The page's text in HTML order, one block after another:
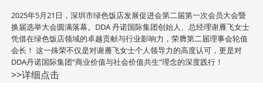
2025年5月21日，深圳市绿色饭店发展促进会第二届第一次会员大会暨
换届选举大会圆满落幕。DDA 丹诺国际集团创始人、总经理谢雁飞女士
凭借在绿色饭店领域的卓越贡献与行业影响力，荣膺第二届理事会轮值
会长！ 这一殊荣不仅是对谢雁飞女士个人领导力的高度认可，更是对
DDA丹诺国际集团“商业价值与社会价值共生”理念的深度践行！
>>详细点击